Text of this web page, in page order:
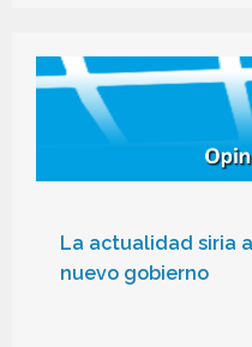
La actualidad siria
nuevo gobierno